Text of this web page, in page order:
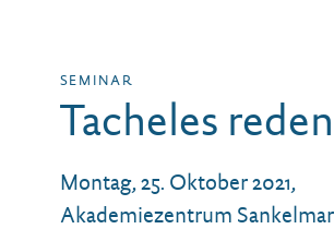
SEMINAR
Tacheles reden
Montag, 25. Oktober 2021,
Akademiezentrum